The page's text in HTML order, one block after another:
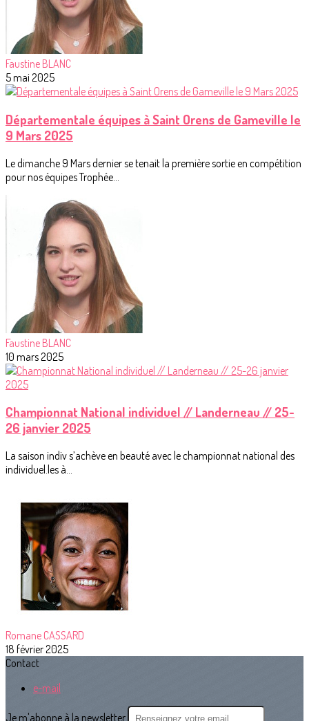
Faustine BLANC
5 mai 2025
Départementale équipes à Saint Orens de Gameville le
9 Mars 2025
Le dimanche 9 Mars dernier se tenait la première sortie en compétition
pour nos équipes Trophée...
Faustine BLANC
10 mars 2025
Championnat National individuel // Landerneau // 25-
26 janvier 2025
La saison indiv s’achève en beauté avec le championnat national des
individuel.les à...
Romane CASSARD
18 février 2025
Contact
e-mail
Je m'abonne à la newsletter